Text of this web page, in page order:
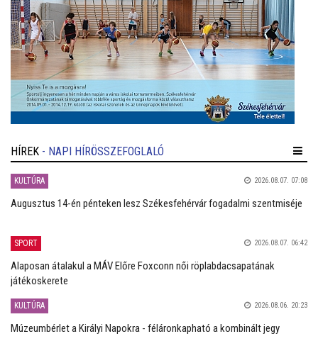
HÍREK - NAPI HÍRÖSSZEFOGLALÓ
KULTÚRA 2026.08.07. 07:08
Augusztus 14-én pénteken lesz Székesfehérvár fogadalmi szentmiséje
SPORT 2026.08.07. 06:42
Alaposan átalakul a MÁV Előre Foxconn női röplabdacsapatának
játékoskerete
KULTÚRA 2026.08.06. 20:23
Múzeumbérlet a Királyi Napokra - féláronkapható a kombinált jegy